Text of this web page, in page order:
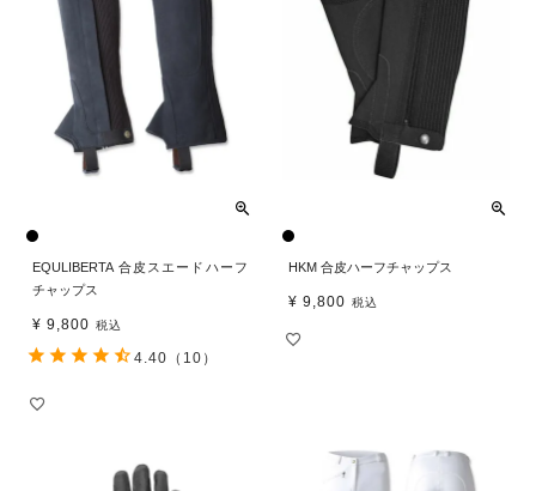
EQULIBERTA 合皮スエードハーフ
チャップス
¥ 9,800 税込
4.40 （10）
HKM 合皮ハーフチャップス
¥ 9,800 税込